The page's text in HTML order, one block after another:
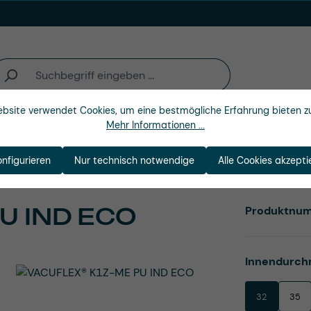
IND ECO
32 35
verwendet Cookies, um eine bestmögliche Erfahrung bieten
Mehr Informationen ...
Nur technisch notwendige Alle Cookies